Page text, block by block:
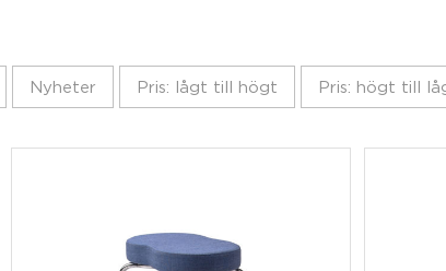
Nyheter Pris: lågt till högt Pris: högt till